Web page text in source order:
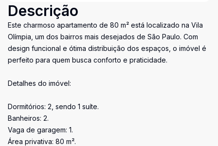
Descrição
Este charmoso apartamento de 80 m² está localizado na Vila
Olímpia, um dos bairros mais desejados de São Paulo. Com
design funcional e ótima distribuição dos espaços, o imóvel é
perfeito para quem busca conforto e praticidade.
Detalhes do imóvel:
Dormitórios: 2, sendo 1 suíte.
Banheiros: 2.
Vaga de garagem: 1.
Área privativa: 80 m².